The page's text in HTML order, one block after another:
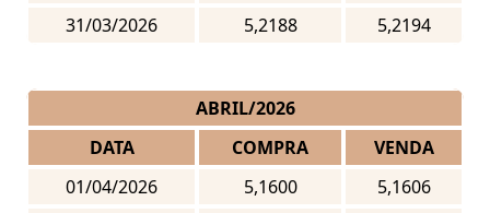
31/03/2026
5,2188 5,2194
ABRIL/2026
DATA
COMPRA
VENDA
01/04/2026
5,1600
5,1606